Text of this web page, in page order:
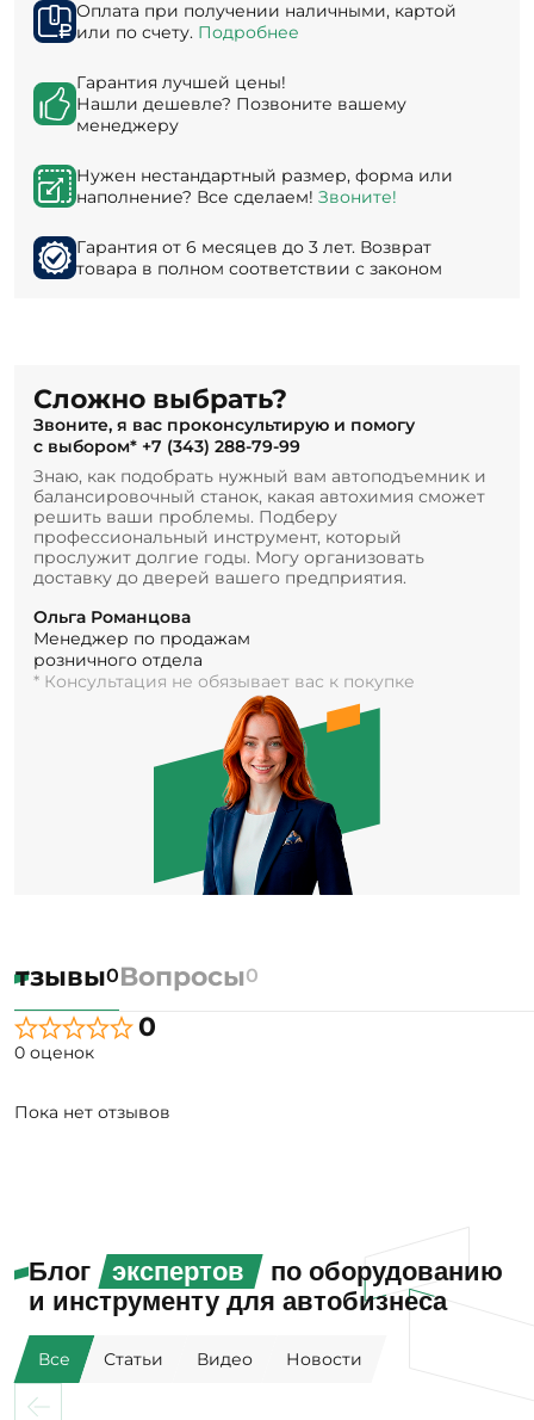
Оплата при получении наличными, картой
или по счету. Подробнее
Гарантия лучшей цены!
Нашли дешевле? Позвоните вашему
менеджеру
Нужен нестандартный размер, форма или
наполнение? Все сделаем! Звоните!
Гарантия от 6 месяцев до 3 лет. Возврат
товара в полном соответствии с законом
Сложно выбрать?
Звоните, я вас проконсультирую и помогу
с выбором* +7 (343) 288-79-99
Знаю, как подобрать нужный вам автоподъемник и
балансировочный станок, какая автохимия сможет
решить ваши проблемы. Подберу
профессиональный инструмент, который
прослужит долгие годы. Могу организовать
доставку до дверей вашего предприятия.
Ольга Романцова
Менеджер по продажам
розничного отдела
* Консультация не обязывает вас к покупке
0Вопросы0
0
0 оценок
Пока нет отзывов
Блог экспертов
по оборудованию
и инструменту для автобизнеса
Все Статьи Видео Новости